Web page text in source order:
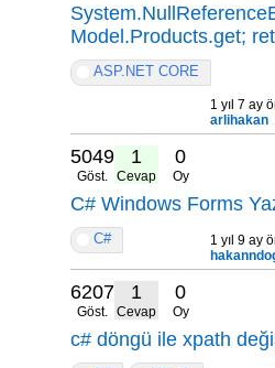
Model.Products.get;
ASP.NET CORE
1 yıl 7 ay
arlihakan
5049
Göst.
1
Cevap
0
Oy
C# Windows Forms
C#
1 yıl 9 ay
6207
Göst.
1
Cevap
0
Oy
c# döngü ile xpath